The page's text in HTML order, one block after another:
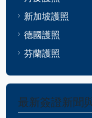
新加坡護照
德國護照
芬蘭護照
最新簽證新聞